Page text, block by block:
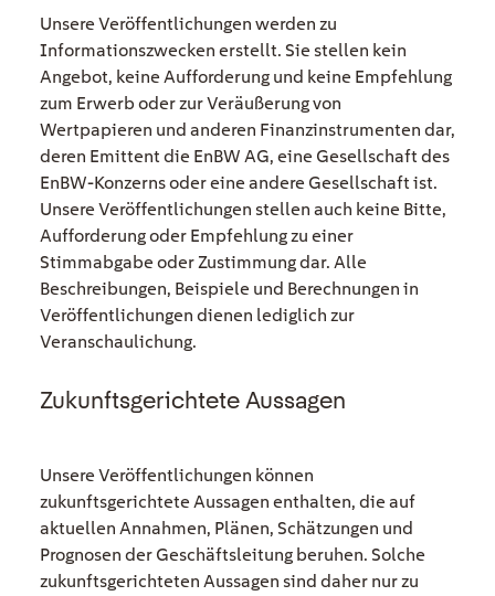
Unsere Veröffentlichungen werden zu
Informationszwecken erstellt. Sie stellen kein
Angebot, keine Aufforderung und keine Empfehlung
zum Erwerb oder zur Veräußerung von
Wertpapieren und anderen Finanzinstrumenten dar,
deren Emittent die EnBW AG, eine Gesellschaft des
EnBW-Konzerns oder eine andere Gesellschaft ist.
Unsere Veröffentlichungen stellen auch keine Bitte,
Aufforderung oder Empfehlung zu einer
Stimmabgabe oder Zustimmung dar. Alle
Beschreibungen, Beispiele und Berechnungen in
Veröffentlichungen dienen lediglich zur
Veranschaulichung.
Zukunftsgerichtete Aussagen
Unsere Veröffentlichungen können
zukunftsgerichtete Aussagen enthalten, die auf
aktuellen Annahmen, Plänen, Schätzungen und
Prognosen der Geschäftsleitung beruhen. Solche
zukunftsgerichteten Aussagen sind daher nur zu